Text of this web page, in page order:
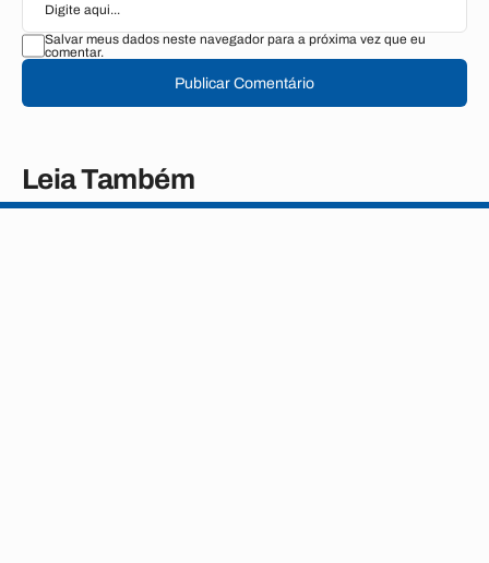
Salvar meus dados neste navegador para a próxima vez que eu
comentar.
Publicar Comentário
Leia Também